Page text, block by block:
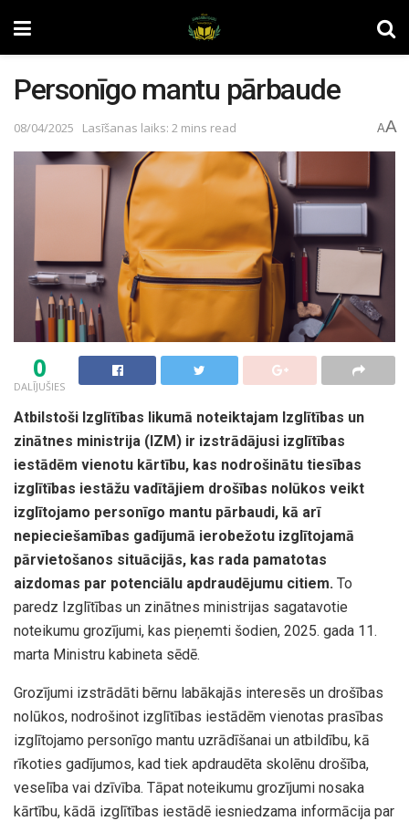
Personīgo mantu pārbaude
08/04/2025 Lasīšanas laiks: 2 mins read AA
0
DALĪJUŠIES
Atbilstoši Izglītības likumā noteiktajam Izglītības un
zinātnes ministrija (IZM) ir izstrādājusi izglītības
iestādēm vienotu kārtību, kas nodrošinātu tiesības
izglītības iestāžu vadītājiem drošības nolūkos veikt
izglītojamo personīgo mantu pārbaudi, kā arī
nepieciešamības gadījumā ierobežotu izglītojamā
pārvietošanos situācijās, kas rada pamatotas
aizdomas par potenciālu apdraudējumu citiem. To
paredz Izglītības un zinātnes ministrijas sagatavotie
noteikumu grozījumi, kas pieņemti šodien, 2025. gada 11.
marta Ministru kabineta sēdē.
Grozījumi izstrādāti bērnu labākajās interesēs un drošības
nolūkos, nodrošinot izglītības iestādēm vienotas prasības
izglītojamo personīgo mantu uzrādīšanai un atbildību, kā
rīkoties gadījumos, kad tiek apdraudēta skolēnu drošība,
veselība vai dzīvība. Tāpat noteikumu grozījumi nosaka
kārtību, kādā izglītības iestādē iesniedzama informācija par